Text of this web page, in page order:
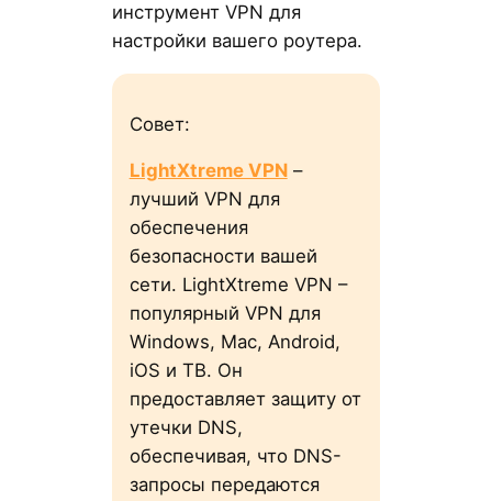
инструмент VPN для
настройки вашего роутера.
Совет:
LightXtreme VPN–
лучший VPN для
обеспечения
безопасности вашей
сети. LightXtreme VPN –
популярный VPN для
Windows, Mac, Android,
iOS и ТВ. Он
предоставляет защиту от
утечки DNS,
обеспечивая, что DNS-
запросы передаются